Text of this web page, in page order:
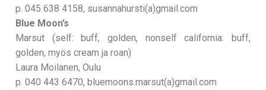
p. 045 638 4158, susannahursti(a)gmail.com
Blue Moon’s
Marsut (self: buff, golden, nonself california: buff,
golden, myös cream ja roan)
Laura Moilanen, Oulu
p. 040 443 6470, bluemoons.marsut(a)gmail.com